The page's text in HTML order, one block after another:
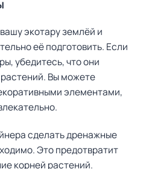
экотару землёй и
её подготовить. Если
убедитесь, что они
Вы можете
элементами,
сделать дренажные
Это предотвратит
корней растений.